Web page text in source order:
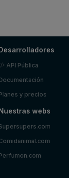
API Pública
y precios
webs